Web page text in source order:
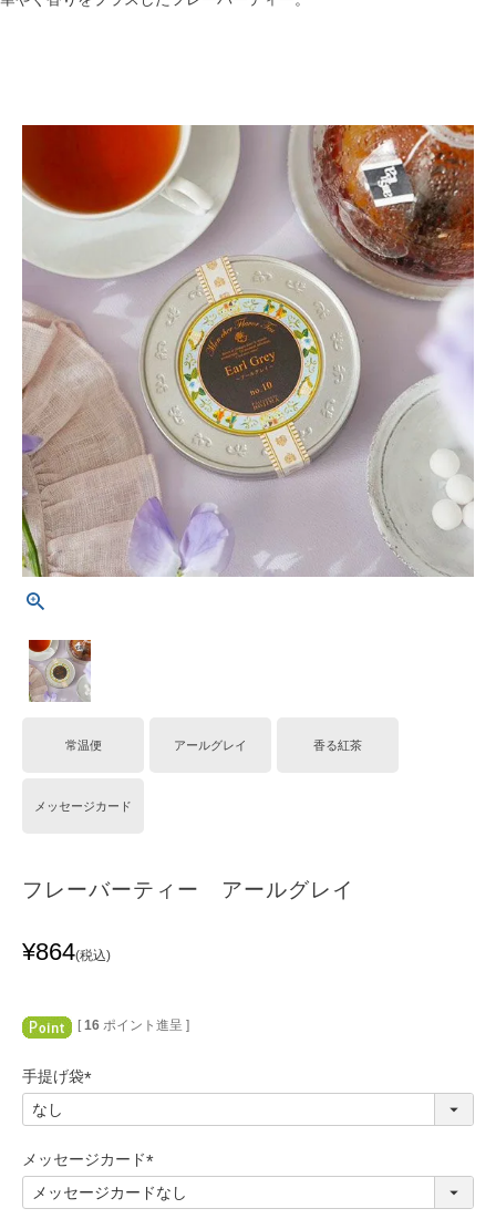
常温便 アールグレイ 香る紅茶
メッセージカード
フレーバーティー アールグレイ
¥864 税込
[ 16 ポイント進呈 ]
手提げ袋
必
)
メッセージカード
(
必